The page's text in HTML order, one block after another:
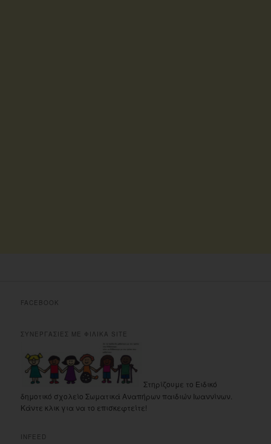
FACEBOOK
ΣΥΝΕΡΓΑΣΙΕΣ ΜΕ ΦΙΛΙΚΑ SITE
Στηρίζουμε το Ειδικό
δημοτικό σχολείο Σωματικά Αναπήρων παιδιών Ιωαννίνων.
Κάντε κλικ για να το επισκεφτείτε!
INFEED